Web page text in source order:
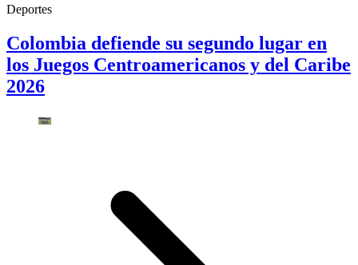
Deportes
Colombia defiende su segundo lugar en
los Juegos Centroamericanos y del Caribe
2026